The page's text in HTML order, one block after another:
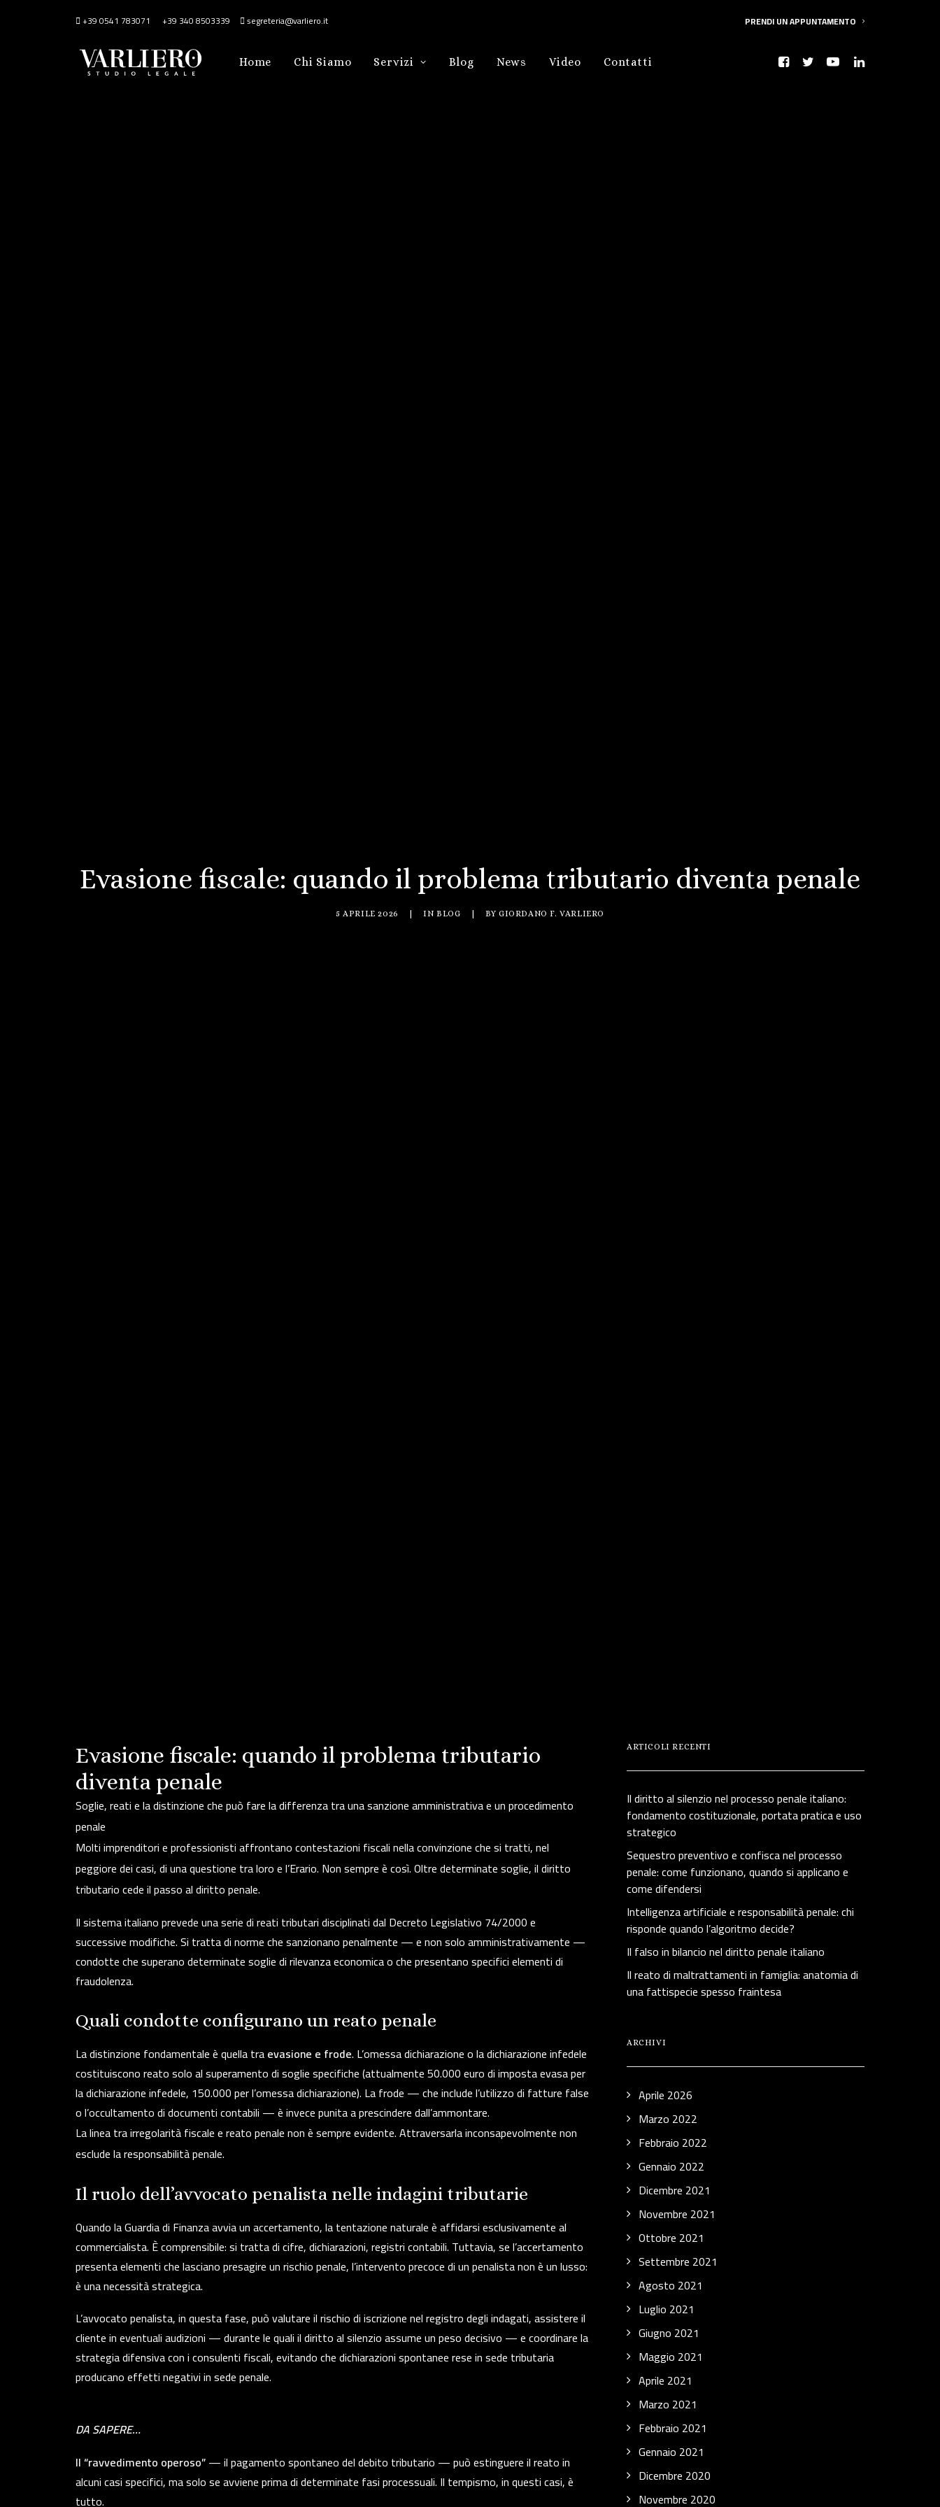
+39 0541 783071 +39 340 8503339 segreteria@varliero.it PRENDI UN APPUNTAMENTO
Home Chi Siamo Servizi Blog News Video Contatti
Evasione fiscale: quando il problema tributario diventa penale
5 APRILE 2026 INBLOG BYGIORDANO F. VARLIERO
Evasione fiscale: quando il problema tributario
diventa penale
Soglie, reati e la distinzione che può fare la differenza tra una sanzione amministrativa e un procedimento
penale
Molti imprenditori e professionisti affrontano contestazioni fiscali nella convinzione che si tratti, nel
peggiore dei casi, di una questione tra loro e l’Erario. Non sempre è così. Oltre determinate soglie, il diritto
tributario cede il passo al diritto penale.
Il sistema italiano prevede una serie di reati tributari disciplinati dal Decreto Legislativo 74/2000 e
successive modifiche. Si tratta di norme che sanzionano penalmente — e non solo amministrativamente —
condotte che superano determinate soglie di rilevanza economica o che presentano specifici elementi di
fraudolenza.
Quali condotte configurano un reato penale
La distinzione fondamentale è quella traevasione e frode. L’omessa dichiarazione o la dichiarazione infedele
costituiscono reato solo al superamento di soglie specifiche (attualmente 50.000 euro di imposta evasa per
la dichiarazione infedele, 150.000 per l’omessa dichiarazione). La frode — che include l’utilizzo di fatture false
o l’occultamento di documenti contabili — è invece punita a prescindere dall’ammontare.
La linea tra irregolarità fiscale e reato penale non è sempre evidente. Attraversarla inconsapevolmente non
esclude la responsabilità penale.
Il ruolo dell’avvocato penalista nelle indagini tributarie
Quando la Guardia di Finanza avvia un accertamento, la tentazione naturale è affidarsi esclusivamente al
commercialista. È comprensibile: si tratta di cifre, dichiarazioni, registri contabili. Tuttavia, se l’accertamento
presenta elementi che lasciano presagire un rischio penale, l’intervento precoce di un penalista non è un lusso:
è una necessità strategica.
L’avvocato penalista, in questa fase, può valutare il rischio di iscrizione nel registro degli indagati, assistere il
cliente in eventuali audizioni — durante le quali il diritto al silenzio assume un peso decisivo — e coordinare la
strategia difensiva con i consulenti fiscali, evitando che dichiarazioni spontanee rese in sede tributaria
producano effetti negativi in sede penale.
DA SAPERE…
Il “ravvedimento operoso”— il pagamento spontaneo del debito tributario — può estinguere il reato in
alcuni casi specifici, ma solo se avviene prima di determinate fasi processuali. Il tempismo, in questi casi, è
tutto.
ARTICOLI RECENTI
Il diritto al silenzio nel processo penale italiano:
fondamento costituzionale, portata pratica e uso
strategico
Sequestro preventivo e confisca nel processo
penale: come funzionano, quando si applicano e
come difendersi
Intelligenza artificiale e responsabilità penale: chi
risponde quando l’algoritmo decide?
Il falso in bilancio nel diritto penale italiano
Il reato di maltrattamenti in famiglia: anatomia di
una fattispecie spesso fraintesa
ARCHIVI
Aprile 2026
Marzo 2022
Febbraio 2022
Gennaio 2022
Dicembre 2021
Novembre 2021
Ottobre 2021
Settembre 2021
Agosto 2021
Luglio 2021
Giugno 2021
Maggio 2021
Aprile 2021
Marzo 2021
Febbraio 2021
Gennaio 2021
Dicembre 2020
Novembre 2020